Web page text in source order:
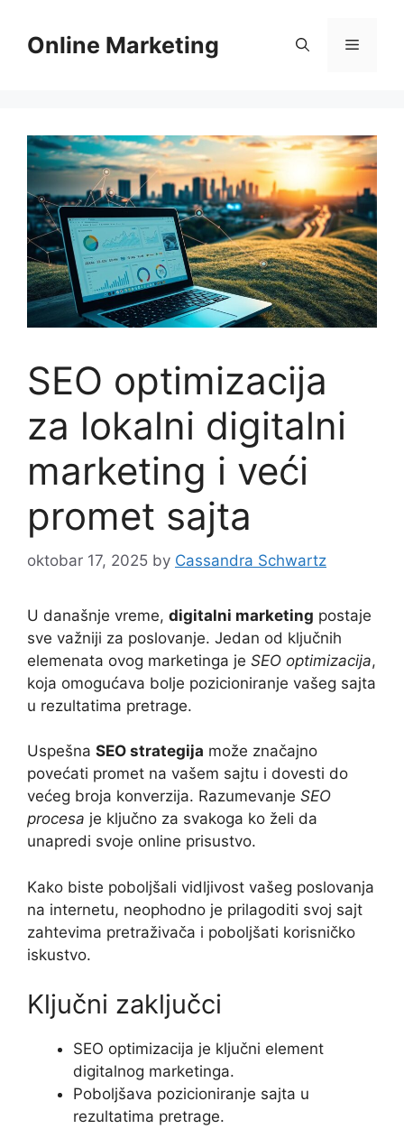
contentOnline Marketing Menu
SEO optimizacija
za lokalni digitalni
marketing i veći
promet sajta
oktobar 17, 2025 by Cassandra Schwartz
U današnje vreme, digitalni marketing postaje
sve važniji za poslovanje. Jedan od ključnih
elemenata ovog marketinga je SEO optimizacija,
koja omogućava bolje pozicioniranje vašeg sajta
u rezultatima pretrage.
Uspešna SEO strategija može značajno
povećati promet na vašem sajtu i dovesti do
većeg broja konverzija. Razumevanje SEO
procesa je ključno za svakoga ko želi da
unapredi svoje online prisustvo.
Kako biste poboljšali vidljivost vašeg poslovanja
na internetu, neophodno je prilagoditi svoj sajt
zahtevima pretraživača i poboljšati korisničko
iskustvo.
Ključni zaključci
SEO optimizacija je ključni element
digitalnog marketinga.
Poboljšava pozicioniranje sajta u
rezultatima pretrage.